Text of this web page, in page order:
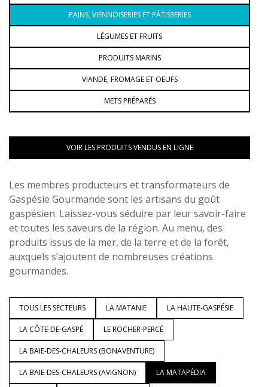
PAINS, VIENNOISERIES ET PÂTISSERIES
LÉGUMES ET FRUITS
PRODUITS MARINS
VIANDE, FROMAGE ET OEUFS
METS PRÉPARÉS
VOIR LES PRODUITS VENDUS EN LIGNE
Les membres producteurs et transformateurs de
Gaspésie Gourmande sont les artisans du goût
gaspésien. Laissez-vous séduire par leur savoir-faire
et toutes les saveurs de la région. Au menu, des
produits issus de la mer, de la terre et de la forêt,
auxquels s’ajoutent de nombreuses créations
gourmandes.
TOUS LES SECTEURS LA MATANIE LA HAUTE-GASPÉSIE
LA CÔTE-DE-GASPÉ LE ROCHER-PERCÉ
LA BAIE-DES-CHALEURS (BONAVENTURE)
LA BAIE-DES-CHALEURS (AVIGNON) LA MATAPÉDIA